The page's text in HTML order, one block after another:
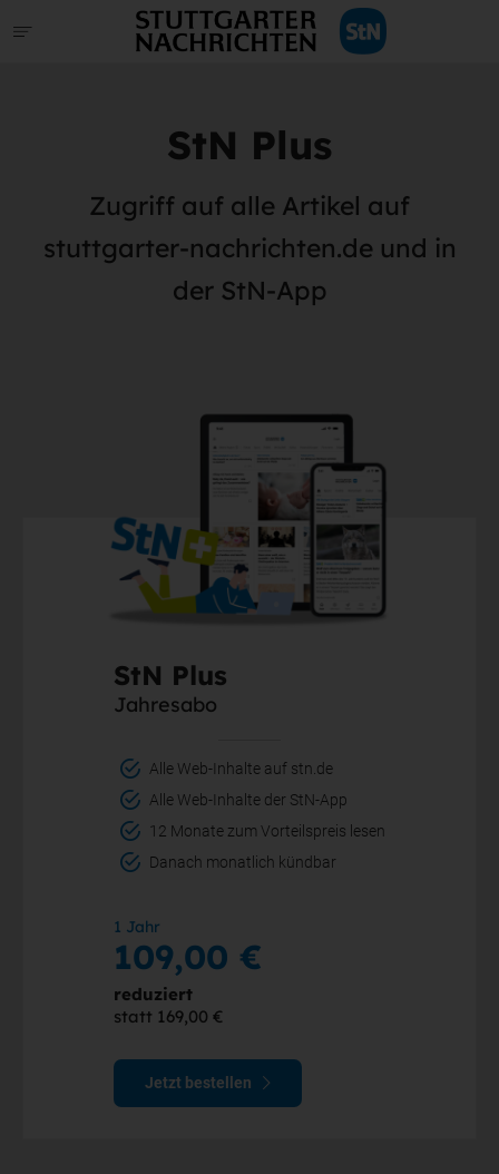
StN Plus
Zugriff auf alle Artikel auf
stuttgarter-nachrichten.de und in
der StN-App
StN Plus
Jahresabo
Alle Web-Inhalte auf stn.de
Alle Web-Inhalte der StN-App
12 Monate zum Vorteilspreis lesen
Danach monatlich kündbar
1 Jahr
109,00 €
reduziert
statt 169,00 €
Jetzt bestellen